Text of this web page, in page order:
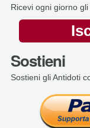
Ricevi ogni giorno gli
Sostieni
Sostieni gli Antidoti